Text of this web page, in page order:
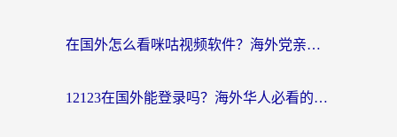
在国外怎么看咪咕视频软件？海外党亲测有效的回国加速方案
12123在国外能登录吗？海外华人必看的回国加速实用指南